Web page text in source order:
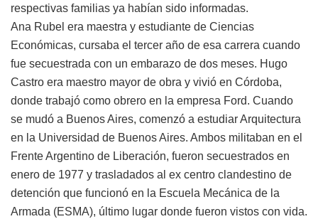
respectivas familias ya habían sido informadas.
Ana Rubel era maestra y estudiante de Ciencias
Económicas, cursaba el tercer año de esa carrera cuando
fue secuestrada con un embarazo de dos meses. Hugo
Castro era maestro mayor de obra y vivió en Córdoba,
donde trabajó como obrero en la empresa Ford. Cuando
se mudó a Buenos Aires, comenzó a estudiar Arquitectura
en la Universidad de Buenos Aires. Ambos militaban en el
Frente Argentino de Liberación, fueron secuestrados en
enero de 1977 y trasladados al ex centro clandestino de
detención que funcionó en la Escuela Mecánica de la
Armada (ESMA), último lugar donde fueron vistos con vida.